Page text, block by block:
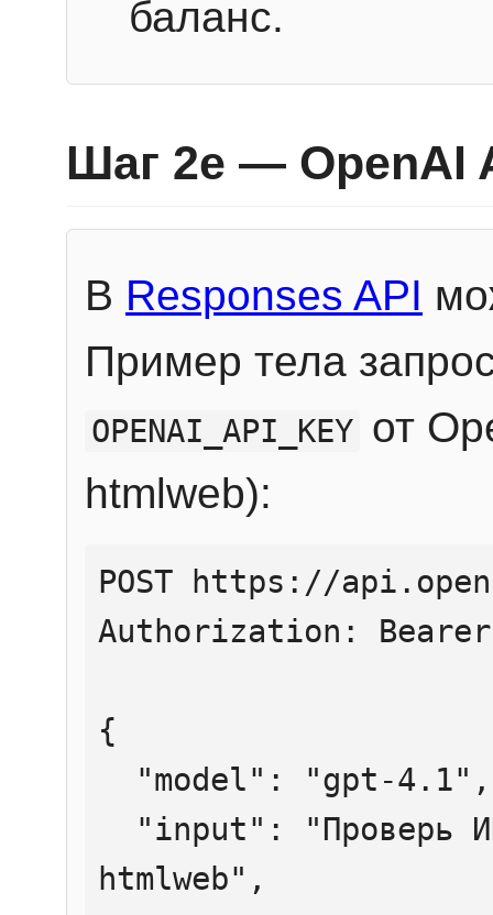
баланс.
Шаг 2e — OpenAI
В Responses API
Пример тела
OPENAI_API_KEY от
htmlweb):
POST https://
Authorization:
{
htmlweb",